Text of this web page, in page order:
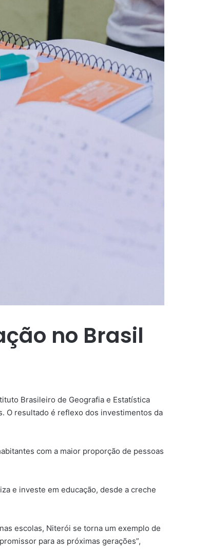
no Brasil
Brasileiro de Geografia e Estatística
O resultado é reflexo dos investimentos da
com a maior proporção de pessoas
e investe em educação, desde a creche
escolas, Niterói se torna um exemplo de
para as próximas gerações”,